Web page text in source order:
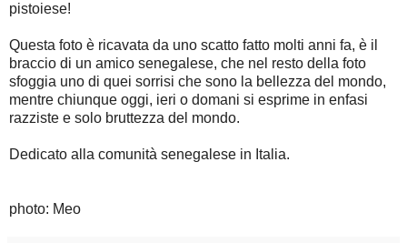
pistoiese!
Questa foto è ricavata da uno scatto fatto molti anni fa, è il
braccio di un amico senegalese, che nel resto della foto
sfoggia uno di quei sorrisi che sono la bellezza del mondo,
mentre chiunque oggi, ieri o domani si esprime in enfasi
razziste e solo bruttezza del mondo.
Dedicato alla comunità senegalese in Italia.
photo: Meo